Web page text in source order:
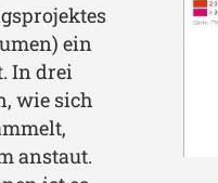
ein
In drei
wie sich
anstaut.